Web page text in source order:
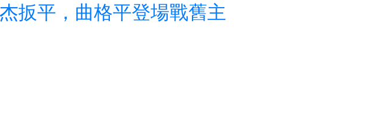
扳平，曲格平登場戰舊主